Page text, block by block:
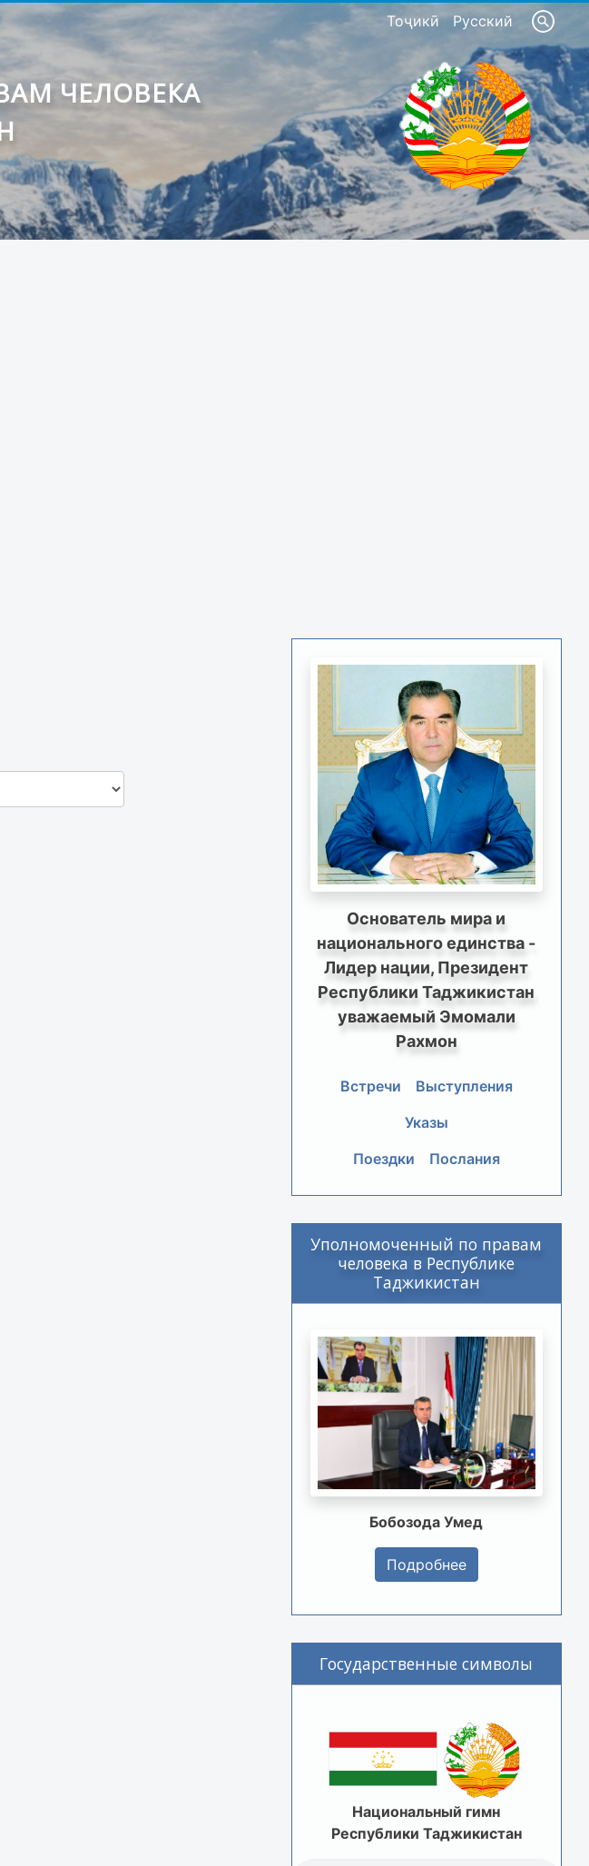
Тоҷикӣ Русский
ЧЕЛОВЕКА
Основатель мира и
национального единства -
Лидер нации, Президент
Республики Таджикистан
уважаемый Эмомали
Рахмон
Встречи
Выступления
Указы
Поездки
Послания
Уполномоченный по правам
человека в Республике
Таджикистан
Бобозода Умед
Подробнее
Государственные символы
Национальный гимн
Республики Таджикистан